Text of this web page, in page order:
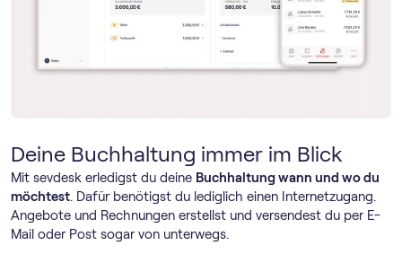
Deine Buchhaltung immer im Blick
Mit sevdesk erledigst du deine Buchhaltung wann und wo du
möchtest. Dafür benötigst du lediglich einen Internetzugang.
Angebote und Rechnungen erstellst und versendest du per E-
Mail oder Post sogar von unterwegs.